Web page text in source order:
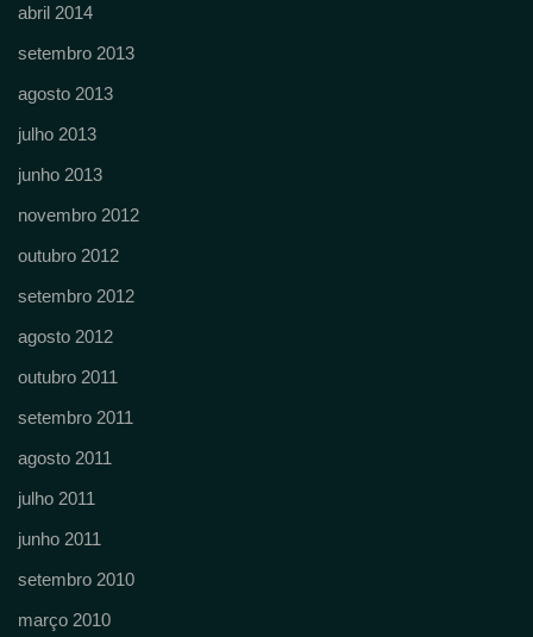
abril 2014
setembro 2013
agosto 2013
julho 2013
junho 2013
novembro 2012
outubro 2012
setembro 2012
agosto 2012
outubro 2011
setembro 2011
agosto 2011
julho 2011
junho 2011
setembro 2010
março 2010